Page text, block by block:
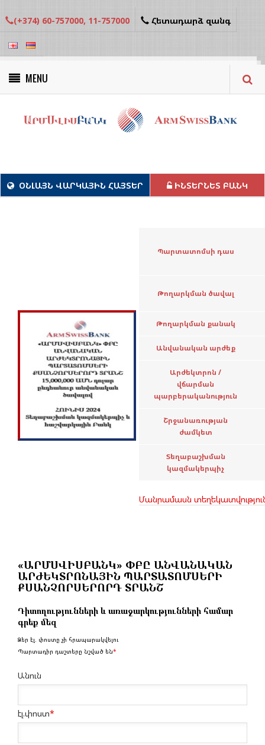
(+374) 60-757000, 11-757000 Հետադարձ զանգ
MENU
ՕՆԼԱՅՆ ՎԱՐԿԱՅԻՆ ՀԱՅՏԵՐ ԻՆՏԵՐՆԵՏ ԲԱՆԿ
Պարտատոմսի դաս
Թողարկման ծավալ
Թողարկման քանակ
Անվանական արժեք
Արժեկտրոն /
վճարման
պարբերականություն
Շրջանառության
ժամկետ
Տեղաբաշխման
կազմակերպիչ
Մանրամասն
«ԱՐՄՍՎԻՍԲԱՆԿ» ՓԲԸ ԱՆՎԱՆԱԿԱՆ
ԱՐԺԵԿՏՐՈՆԱՅԻՆ ՊԱՐՏԱՏՈՄՍԵՐԻ
ՔՍԱՆՉՈՐՍԵՐՈՐԴ ՏՐԱՆՇ
Դիտողությունների և առաջարկությունների համար
գրեք մեզ
Ձեր էլ. փոստը չի հրապարակվելու
Պարտադիր դաշտերը նշված են*
Անուն
էլ.փոստ*